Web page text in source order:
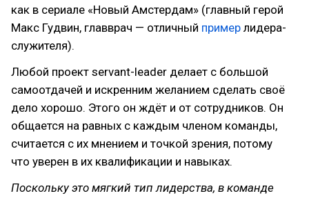
как в сериале «Новый Амстердам» (главный герой
Макс Гудвин, главврач — отличный пример лидера-
служителя).
Любой проект servant-leader делает с большой
самоотдачей и искренним желанием сделать своё
дело хорошо. Этого он ждёт и от сотрудников. Он
общается на равных с каждым членом команды,
считается с их мнением и точкой зрения, потому
что уверен в их квалификации и навыках.
Поскольку это мягкий тип лидерства, в команде